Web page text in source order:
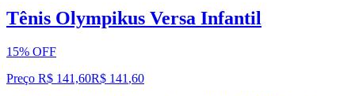
Tênis Olympikus Versa Infantil
15% OFF
Preço R$ 141,60R$ 141 ,60